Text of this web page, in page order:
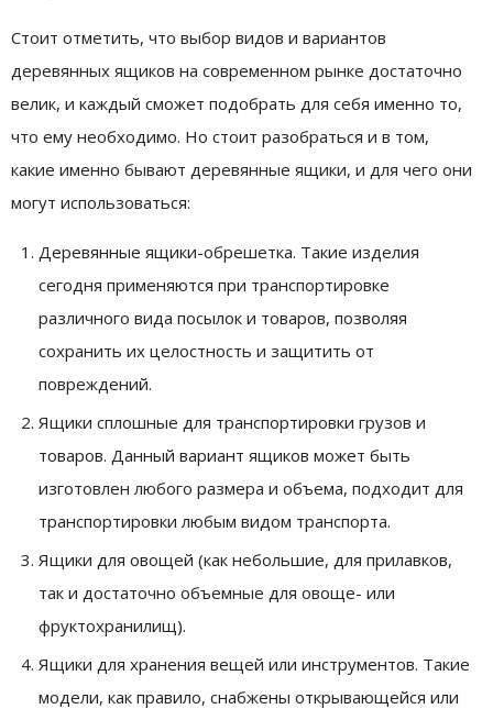
Стоит отметить, что выбор видов и вариантов
деревянных ящиков на современном рынке достаточно
велик, и каждый сможет подобрать для себя именно то,
что ему необходимо. Но стоит разобраться и в том,
какие именно бывают деревянные ящики, и для чего они
могут использоваться:
Деревянные ящики-обрешетка. Такие изделия
сегодня применяются при транспортировке
различного вида посылок и товаров, позволяя
сохранить их целостность и защитить от
повреждений.
Ящики сплошные для транспортировки грузов и
товаров. Данный вариант ящиков может быть
изготовлен любого размера и объема, подходит для
транспортировки любым видом транспорта.
Ящики для овощей (как небольшие, для прилавков,
так и достаточно объемные для овоще- или
фруктохранилищ).
Ящики для хранения вещей или инструментов. Такие
модели, как правило, снабжены открывающейся или